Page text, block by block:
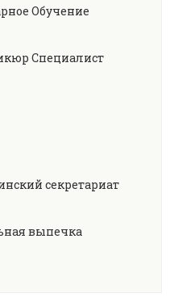
Обучение
Специалист
секретариат
выпечка